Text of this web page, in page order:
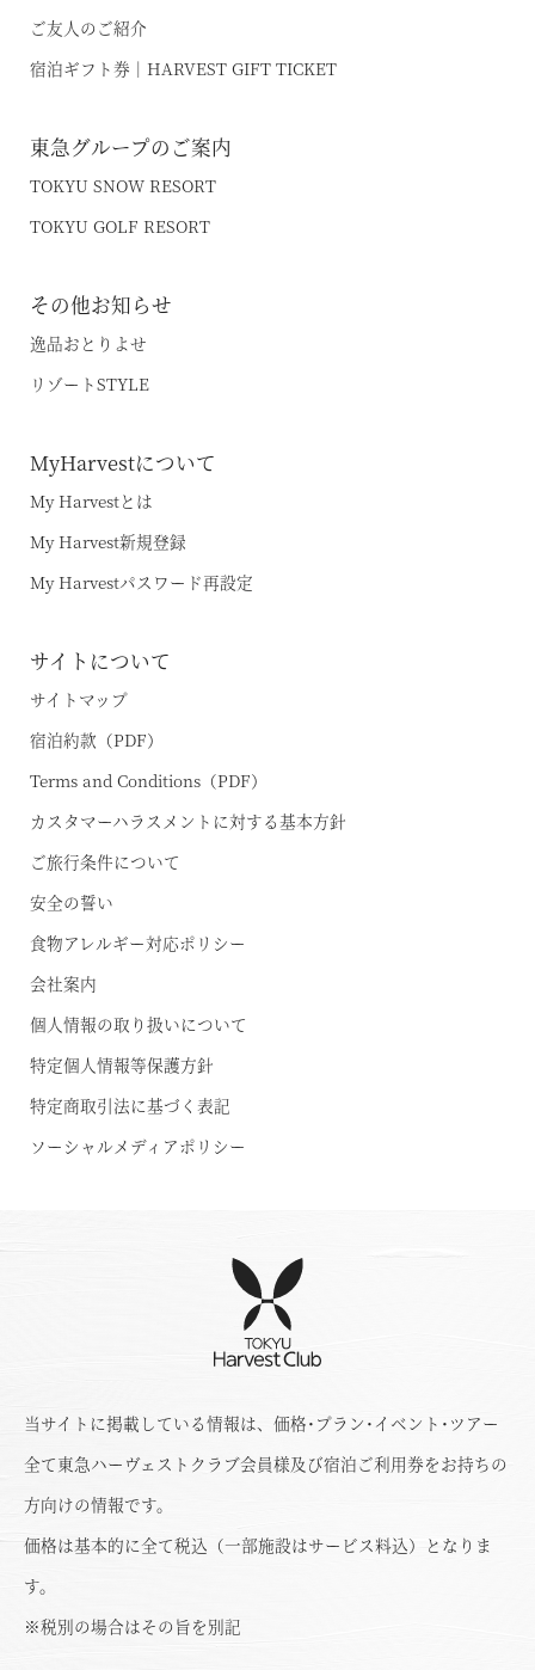
ご友人のご紹介
宿泊ギフト券｜HARVEST GIFT TICKET
東急グループのご案内
TOKYU SNOW RESORT
TOKYU GOLF RESORT
その他お知らせ
逸品おとりよせ
リゾートSTYLE
MyHarvestについて
My Harvestとは
My Harvest新規登録
My Harvestパスワード再設定
サイトについて
サイトマップ
宿泊約款（PDF）
Terms and Conditions（PDF）
カスタマーハラスメントに対する基本方針
ご旅行条件について
安全の誓い
食物アレルギー対応ポリシー
会社案内
個人情報の取り扱いについて
特定個人情報等保護方針
特定商取引法に基づく表記
ソーシャルメディアポリシー
当サイトに掲載している情報は、価格･プラン･イベント･ツアー
全て東急ハーヴェストクラブ会員様及び宿泊ご利用券をお持ちの
方向けの情報です。
価格は基本的に全て税込（一部施設はサービス料込）となりま
す。
※税別の場合はその旨を別記